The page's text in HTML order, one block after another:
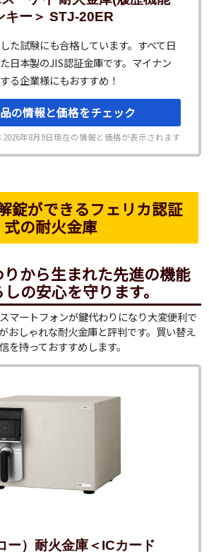
キー＞ STJ-20ER
た試験にも合格しています。すべて日
日本製のJIS認証金庫です。マイナン
る企業様にもおすすめ！
の情報と価格をチェック
2026年8月9日現在の情報と価格が表示されます
錠ができるフェリカ認証
式の耐火金庫
から生まれた先進の機能
の安心を守ります。
マートフォンが鍵代わりになり大変便利で
おしゃれな耐火金庫と評判です。買い替え
を持っておすすめします。
ー）耐火金庫＜ICカード